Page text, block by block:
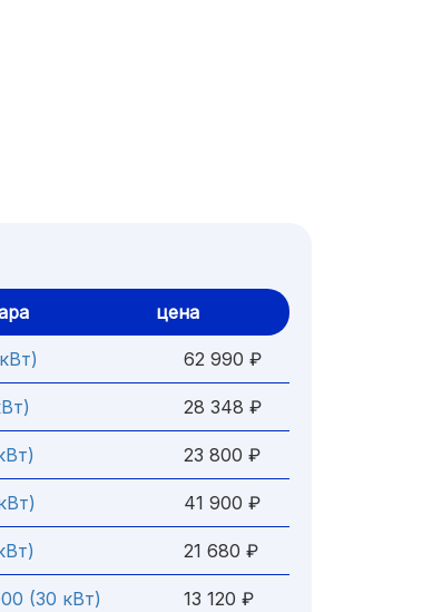
цена
62 990 ₽
28 348 ₽
23 800 ₽
41 900 ₽
21 680 ₽
(30 кВт) 13 120 ₽